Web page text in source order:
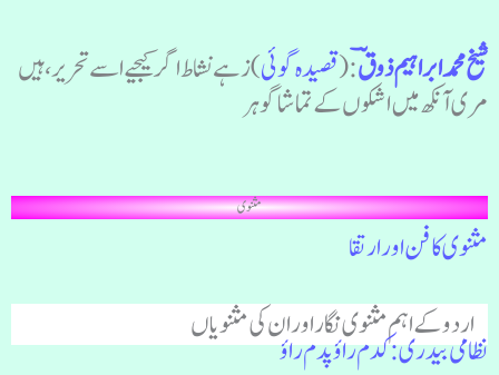
شیخ محمد ابراہیم ذوقؔ: (قصیدہ گوئی) زہے نشاط اگر کیجیے اسے تحریر، ہیں
مری آنکھ میں اشکوں کے تماشا گوہر
مثنوی
مثنوی کا فن اور ارتقا
اردو کے اہم مثنوی نگار اور ان کی مثنویاں
نظامی بیدری : کدم راؤ پدم راؤ